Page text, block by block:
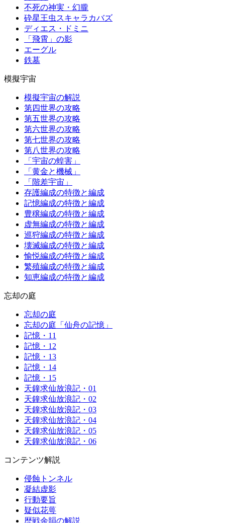
不死の神実・幻朧
砕星王虫スキャラカバズ
ディエス・ドミニ
「飛霄」の影
エーグル
鉄墓
模擬宇宙
模擬宇宙の解説
第四世界の攻略
第五世界の攻略
第六世界の攻略
第七世界の攻略
第八世界の攻略
「宇宙の蝗害」
「黄金と機械」
「階差宇宙」
存護編成の特徴と編成
記憶編成の特徴と編成
豊穣編成の特徴と編成
虚無編成の特徴と編成
巡狩編成の特徴と編成
壊滅編成の特徴と編成
愉悦編成の特徴と編成
繁殖編成の特徴と編成
知恵編成の特徴と編成
忘却の庭
忘却の庭
忘却の庭「仙舟の記憶」
記憶・11
記憶・12
記憶・13
記憶・14
記憶・15
天鐘求仙放浪記・01
天鐘求仙放浪記・02
天鐘求仙放浪記・03
天鐘求仙放浪記・04
天鐘求仙放浪記・05
天鐘求仙放浪記・06
コンテンツ解説
侵蝕トンネル
凝結虚影
行動要旨
疑似花萼
歴戦余韻の解説